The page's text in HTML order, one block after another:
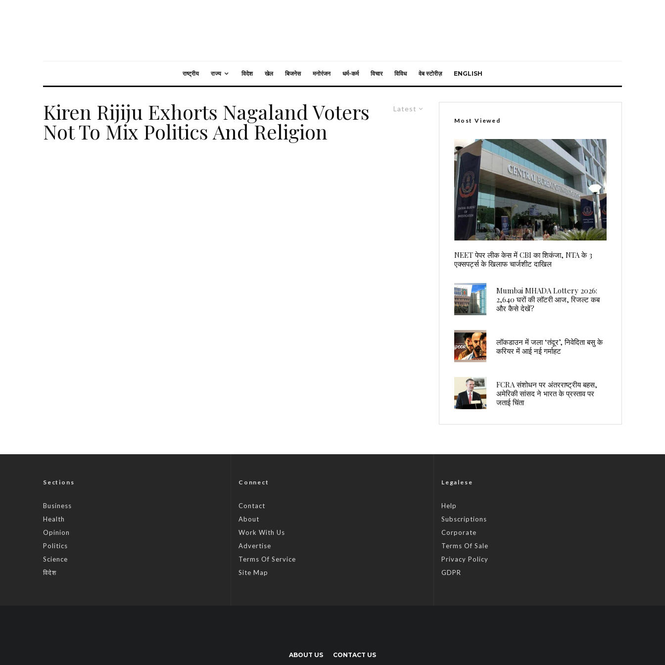
राष्ट्रीय राज्य विदेश खेल बिजनेस मनोरंजन धर्म-कर्म विचार विविध वेब स्टोरीज़ ENGLISH
Latest
Kiren Rijiju Exhorts Nagaland Voters
Not To Mix Politics And Religion Most Viewed
NEET पेपर लीक केस में CBI का शिकंजा, NTA के 3
एक्सपर्ट्स के खिलाफ चार्जशीट दाखिल
Mumbai MHADA Lottery 2026:
2,640 घरों की लॉटरी आज, रिजल्ट कब
और कैसे देखें?
लॉकडाउन में जला ‘तंदूर’, निवेदिता बसु के
करियर में आई नई गर्माहट
FCRA संशोधन पर अंतरराष्ट्रीय बहस,
अमेरिकी सांसद ने भारत के प्रस्ताव पर
जताई चिंता
Sections
Business
Health
Opinion
Politics
Science
विदेश
Connect
Contact
About
Work With Us
Advertise
Terms Of Service
Site Map
Legalese
Help
Subscriptions
Corporate
Terms Of Sale
Privacy Policy
GDPR
ABOUT US CONTACT US